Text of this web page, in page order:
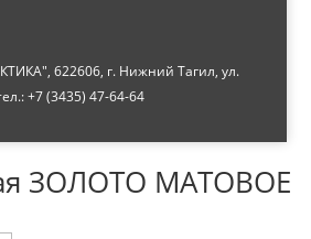
622606, г. Нижний Тагил, ул.
+7 (3435) 47-64-64
ЗОЛОТО МАТОВОЕ